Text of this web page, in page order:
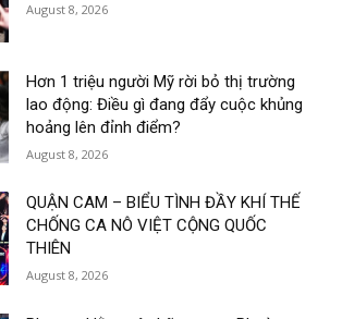
August 8, 2026
Hơn 1 triệu người Mỹ rời bỏ thị trường
lao động: Điều gì đang đẩy cuộc khủng
hoảng lên đỉnh điểm?
August 8, 2026
QUẬN CAM – BIỂU TÌNH ĐẦY KHÍ THẾ
CHỐNG CA NÔ VIỆT CỘNG QUỐC
THIÊN
August 8, 2026